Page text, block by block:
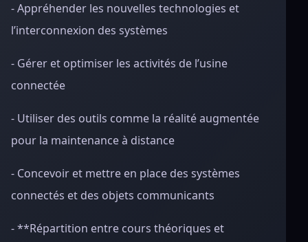
- Appréhender les nouvelles technologies et
l’interconnexion des systèmes
- Gérer et optimiser les activités de l’usine
connectée
- Utiliser des outils comme la réalité augmentée
pour la maintenance à distance
- Concevoir et mettre en place des systèmes
connectés et des objets communicants
- **Répartition entre cours théoriques et